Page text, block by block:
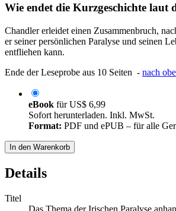
Wie endet die Kurzgeschichte laut
Chandler erleidet einen Zusammenbruch,
er seiner persönlichen Paralyse und seinen
entfliehen kann.
Ende der Leseprobe aus 10 Seiten - nach
eBook fürUS$ 6,99
Sofort herunterladen. Inkl. MwSt.
Format: PDF und ePUB – für alle
In den Warenkorb
Details
Titel
Das Thema der Irischen Paralyse